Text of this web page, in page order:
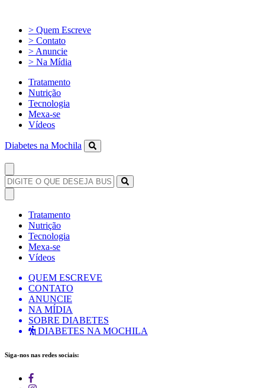
> Quem Escreve
> Contato
> Anuncie
> Na Mídia
Tratamento
Nutrição
Tecnologia
Mexa-se
Vídeos
Diabetes na Mochila
Tratamento
Nutrição
Tecnologia
Mexa-se
Vídeos
QUEM ESCREVE
CONTATO
ANUNCIE
NA MÍDIA
SOBRE DIABETES
DIABETES NA MOCHILA
Siga-nos nas redes sociais: